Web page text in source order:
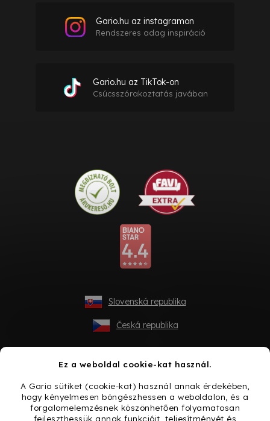
Ez a weboldal cookie-kat használ.
A Gario sütiket (cookie-kat) használ annak érdekében,
hogy kényelmesen böngészhessen a weboldalon, és a
forgalomelemzésnek köszönhetően folyamatosan
fejleszthessük annak funkcióit, teljesítményét és
Gario.hu az instagramon
Rendszeres adag inspiráció
Gario.hu az TikTok-on
Csúcsszórakoztatás javában
Slovenská republika
Česká republika